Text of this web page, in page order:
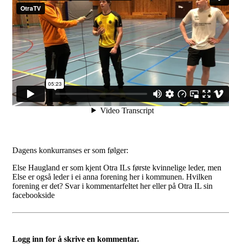
Dagens konkurranses er som følger:
Else Haugland er som kjent Otra ILs første kvinnelige leder, men
Else er også leder i ei anna forening her i kommunen. Hvilken
forening er det? Svar i kommentarfeltet her eller på Otra IL sin
facebookside
Logg inn for å skrive en kommentar.